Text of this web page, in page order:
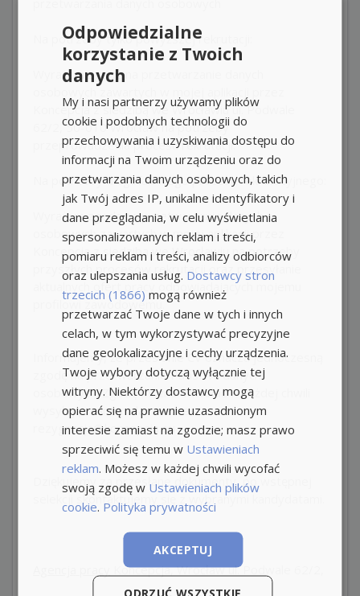
Na potrzeby tylko powyższej rekrutacji:
Wyrażam zgodę na przetwarzanie danych
osobowych zawartych w mojej aplikacji przez
Koncepcja z siedzibą we Wrocławiu ul. Podwale
62/2, 50-010 Wrocław na potrzeby
przeprowadzenia procesu rekrutacji.
Na potrzeby długofalowego procesu rekrutacyjnego:
Wyrażam zgodę na przetwarzanie danych
osobowych zawartych w mojej aplikacji przez
Koncepcja z siedzibą we Wrocławiu na potrzeby
przyszłych procesów rekrutacji oraz przesyłanie
aktualnych ofert pracy odpowiadających mojemu
profilowi zawodowemu.
Informujemy, że przesłanie CV oznacza jednoczesną
zgodę na przetwarzanie Państwa danych
osobowych. Zgodę można odwołać w każdej chwili
wysyłając nam maila na adres:
rezygnacja@koncepcja.eu
Dziękujemy za przesłane dokumenty, po wstępnej
selekcji skontaktujemy się z wybranymi kandydatami.
Koncepcja, Wrocław ul. Podwale 62/2,
Odpowiedzialne
korzystanie z Twoich
danych
My i nasi partnerzy używamy plików
cookie i podobnych technologii do
przechowywania i uzyskiwania dostępu do
informacji na Twoim urządzeniu oraz do
przetwarzania danych osobowych, takich
jak Twój adres IP, unikalne identyfikatory i
dane przeglądania, w celu wyświetlania
spersonalizowanych reklam i treści,
pomiaru reklam i treści, analizy odbiorców
oraz ulepszania usług. Dostawcy stron
trzecich (1866) mogą również
przetwarzać Twoje dane w tych i innych
celach, w tym wykorzystywać precyzyjne
dane geolokalizacyjne i cechy urządzenia.
Twoje wybory dotyczą wyłącznie tej
witryny. Niektórzy dostawcy mogą
opierać się na prawnie uzasadnionym
interesie zamiast na zgodzie; masz prawo
sprzeciwić się temu w Ustawieniach
reklam. Możesz w każdej chwili wycofać
swoją zgodę w Ustawieniach plików
cookie. Polityka prywatności
AKCEPTUJ
ODRZUĆ WSZYSTKIE